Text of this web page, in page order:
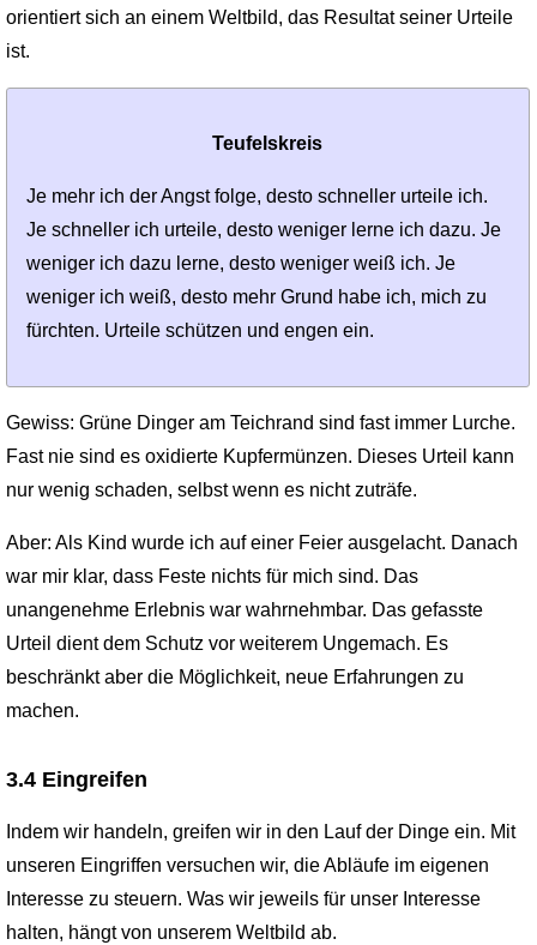
orientiert sich an einem Weltbild, das Resultat seiner Urteile
ist.
Teufelskreis
Je mehr ich der Angst folge, desto schneller urteile ich.
Je schneller ich urteile, desto weniger lerne ich dazu. Je
weniger ich dazu lerne, desto weniger weiß ich. Je
weniger ich weiß, desto mehr Grund habe ich, mich zu
fürchten. Urteile schützen und engen ein.
Gewiss: Grüne Dinger am Teichrand sind fast immer Lurche.
Fast nie sind es oxidierte Kupfermünzen. Dieses Urteil kann
nur wenig schaden, selbst wenn es nicht zuträfe.
Aber: Als Kind wurde ich auf einer Feier ausgelacht. Danach
war mir klar, dass Feste nichts für mich sind. Das
unangenehme Erlebnis war wahr­nehmbar. Das gefasste
Urteil dient dem Schutz vor weiterem Ungemach. Es
beschränkt aber die Möglichkeit, neue Erfahrungen zu
machen.
3.4 Eingreifen
Indem wir handeln, greifen wir in den Lauf der Dinge ein. Mit
unseren Eingriffen versuchen wir, die Abläufe im eigenen
Interesse zu steuern. Was wir jeweils für unser Interesse
halten, hängt von unserem Weltbild ab.